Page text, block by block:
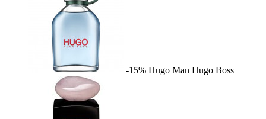
-15% Hugo Man Hugo Boss